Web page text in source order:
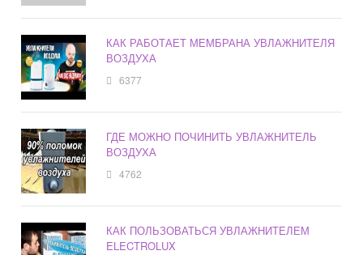
КАК РАБОТАЕТ МЕМБРАНА УВЛАЖНИТЕЛЯ
ВОЗДУХА
6377
ГДЕ МОЖНО ПОЧИНИТЬ УВЛАЖНИТЕЛЬ
ВОЗДУХА
4762
КАК ПОЛЬЗОВАТЬСЯ УВЛАЖНИТЕЛЕМ
ELECTROLUX